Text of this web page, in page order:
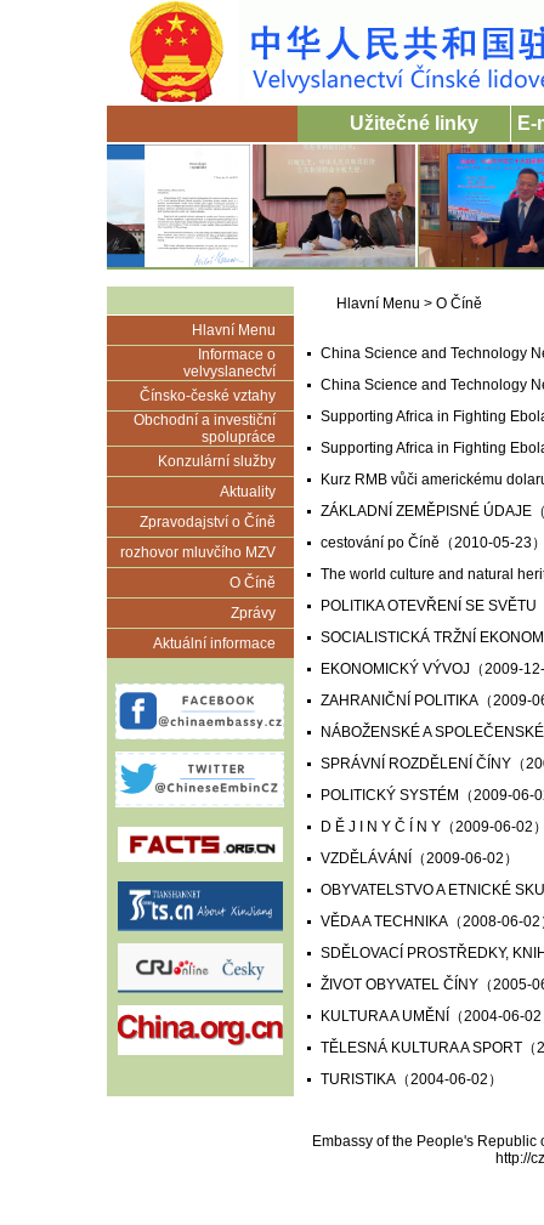
Užitečné linky E-
Hlavní Menu
Informace o
velvyslanectví
Čínsko-české vztahy
Obchodní a investiční
spolupráce
Konzulární služby
Aktuality
Zpravodajství o Číně
rozhovor mluvčího MZV
O Číně
Zprávy
Aktuální informace
Hlavní Menu > O Číně
China Science and Technology
China Science and Technology
Supporting Africa in Fighting
Supporting Africa in Fighting
Kurz RMB vůči americkému
ZÁKLADNÍ ZEMĚPISNÉ ÚDAJE
cestování po Číně （2010-05-23
The world culture and natural
POLITIKA OTEVŘENÍ SE SVĚTU
SOCIALISTICKÁ TRŽNÍ
EKONOMICKÝ VÝVOJ（2009-
ZAHRANIČNÍ POLITIKA（2009-
NÁBOŽENSKÉ A
SPRÁVNÍ ROZDĚLENÍ ČÍNY（
POLITICKÝ SYSTÉM
（2009-06-
D Ě J I N Y Č Í N Y（2009-06-02
VZDĚLÁVÁNÍ
（2009-06-02）
OBYVATELSTVO A ETNICKÉ
VĚDA A TECHNIKA（2008-06-02
SDĚLOVACÍ PROSTŘEDKY,
ŽIVOT OBYVATEL ČÍNY（2005-
KULTURA A UMĚNÍ
（2004-06-
TĚLESNÁ KULTURA A SPORT（
TURISTIKA（2004-06-02）
Embassy of the People's
http://